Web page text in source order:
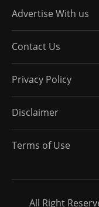
Advertise With us
Contact Us
Privacy Policy
Disclaimer
Terms of Use
All Right